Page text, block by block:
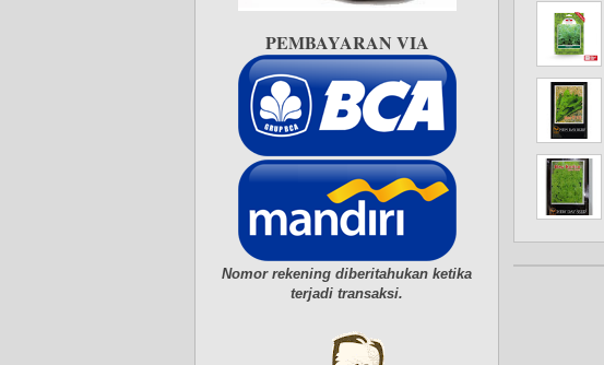
PEMBAYARAN VIA
Nomor rekening diberitahukan ketika
terjadi transaksi.